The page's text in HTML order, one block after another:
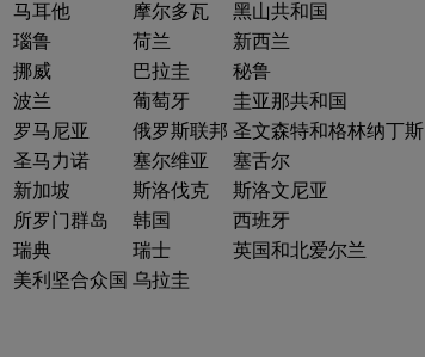
马耳他
摩尔多瓦
黑山共和国
瑙鲁
荷兰
新西兰
挪威
巴拉圭
秘鲁
波兰
葡萄牙
圭亚那共和国
罗马尼亚
俄罗斯联邦 圣文森特和格林纳丁斯
圣马力诺
塞尔维亚
塞舌尔
新加坡
斯洛伐克
斯洛文尼亚
所罗门群岛
韩国
西班牙
瑞典
瑞士
英国和北爱尔兰
美利坚合众国 乌拉圭